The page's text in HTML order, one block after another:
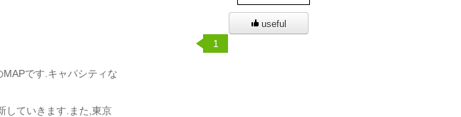
です.キャパシティな
していきます.また,東京
useful
1